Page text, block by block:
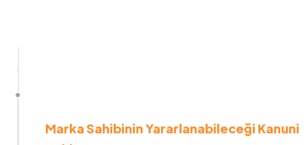
Marka Sahibinin Yararlanabileceği Kanuni